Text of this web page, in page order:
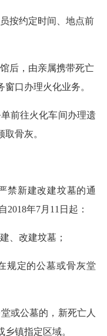
按约定时间、地点前
后，由亲属携带死亡
口办理火化业务。
前往火化车间办理遗
骨灰。
禁新建改建坟墓的通
2018年7月 11 日起 ：
、改建坟墓；
规定的公墓或骨灰堂
或公墓的，新死亡人
镇指定区域。